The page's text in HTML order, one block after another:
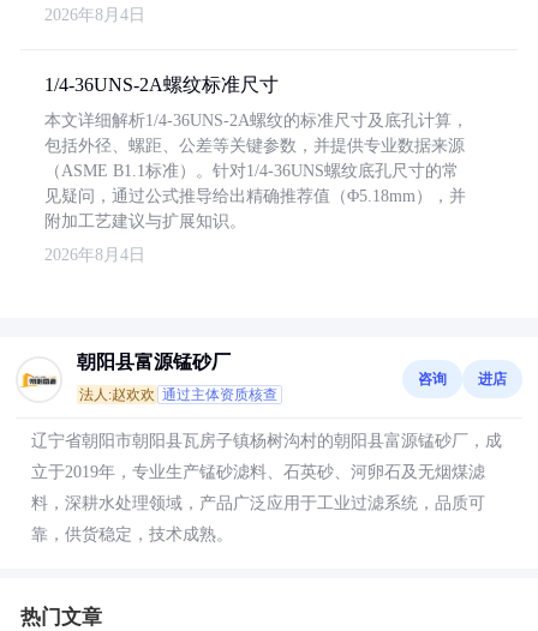
2026年8月4日
1/4-36UNS-2A螺纹标准尺寸
本文详细解析1/4-36UNS-2A螺纹的标准尺寸及底孔计算，
包括外径、螺距、公差等关键参数，并提供专业数据来源
（ASME B1.1标准）。针对1/4-36UNS螺纹底孔尺寸的常
见疑问，通过公式推导给出精确推荐值（Φ5.18mm），并
附加工艺建议与扩展知识。
2026年8月4日
朝阳县富源锰砂厂
法人:赵欢欢 通过主体资质核查
咨询 进店
辽宁省朝阳市朝阳县瓦房子镇杨树沟村的朝阳县富源锰砂厂，成
立于2019年，专业生产锰砂滤料、石英砂、河卵石及无烟煤滤
料，深耕水处理领域，产品广泛应用于工业过滤系统，品质可
靠，供货稳定，技术成熟。
热门文章